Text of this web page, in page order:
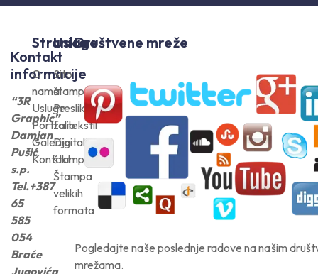
Kontakt
informacije
“3R
Graphic”
Damjan
Pušić
s.p.
Tel.+387
65
585
054
Braće
Jugovića
Stranice
O
nama
Usluge
Portfolio
Galerija
Kontakt
Usluge
Sito
štampa
Preslikači
za tekstil
Digitalna
štampa
Štampa
velikih
formata
Društvene mreže
Pogledajte naše poslednje radove na našim
mrežama.